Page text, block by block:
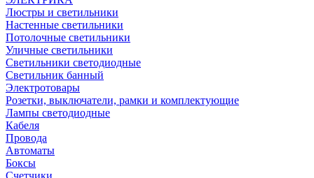
Люстры и светильники
Настенные светильники
Потолочные светильники
Уличные светильники
Светильники светодиодные
Светильник банный
Электротовары
Розетки, выключатели, рамки и комплектующие
Лампы светодиодные
Кабеля
Провода
Автоматы
Боксы
Счетчики